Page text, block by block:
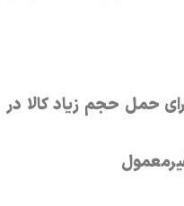
حمل حجم زیاد کالا در